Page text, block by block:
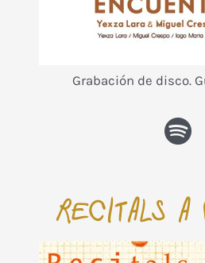
Grabación de disco.
Recitals a